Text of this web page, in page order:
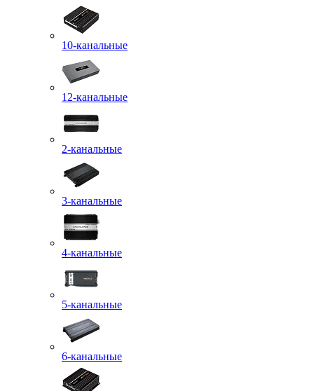
10-канальные
12-канальные
2-канальные
3-канальные
4-канальные
5-канальные
6-канальные